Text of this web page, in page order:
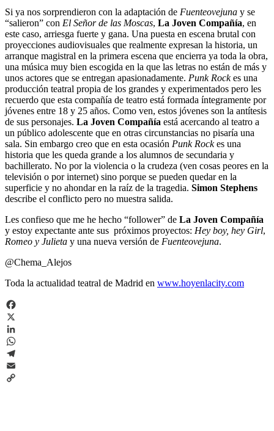
Si ya nos sorprendieron con la adaptación de Fuenteovejuna y se
“salieron” con El Señor de las Moscas, La Joven Compañía, en
este caso, arriesga fuerte y gana. Una puesta en escena brutal con
proyecciones audiovisuales que realmente expresan la historia, un
arranque magistral en la primera escena que encierra ya toda la obra,
una música muy bien escogida en la que las letras no están de más y
unos actores que se entregan apasionadamente. Punk Rockes una
producción teatral propia de los grandes y experimentados pero les
recuerdo que esta compañía de teatro está formada íntegramente por
jóvenes entre 18 y 25 años. Como ven, estos jóvenes son la antítesis
de sus personajes. La Joven Compañía está acercando al teatro a
un público adolescente que en otras circunstancias no pisaría una
sala. Sin embargo creo que en esta ocasión Punk Rockes una
historia que les queda grande a los alumnos de secundaria y
bachillerato. No por la violencia o la crudeza (ven cosas peores en la
televisión o por internet) sino porque se pueden quedar en la
superficie y no ahondar en la raíz de la tragedia. Simon Stephens
describe el conflicto pero no muestra salida.
Les confieso que me he hecho “follower” de La Joven Compañía
y estoy expectante ante sus próximos proyectos: Hey boy, hey Girl,
Romeo y Julieta y una nueva versión de Fuenteovejuna.
@Chema_Alejos
Toda la actualidad teatral de Madrid en www.hoyenlacity.com
Facebook
X
LinkedIn
WhatsApp
Telegram
Email